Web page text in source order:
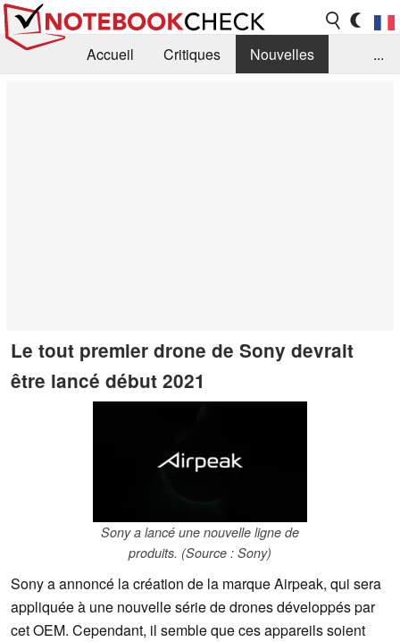
Accueil Critiques
Nouvelles
...
Le tout premier drone de Sony devrait
être lancé début 2021
Sony a lancé une nouvelle ligne de
produits. (Source : Sony)
Sony a annoncé la création de la marque Airpeak, qui sera
appliquée à une nouvelle série de drones développés par
cet OEM. Cependant, il semble que ces appareils soient